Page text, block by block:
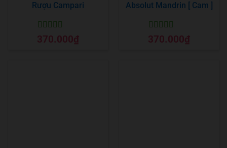
Rượu Campari
Được xếp
hạng55 sao
370.000₫
Absolut Mandrin [ Cam ]
Được xếp
hạng55 sao
370.000₫